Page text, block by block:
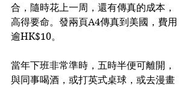
合，隨時花上一周，還有傳真的成本，
高得要命。發兩頁A4傳真到美國，費用
逾HK$10。
當年下班非常準時，五時半便可離開，
與同事喝酒，或打英式桌球，或去漫畫